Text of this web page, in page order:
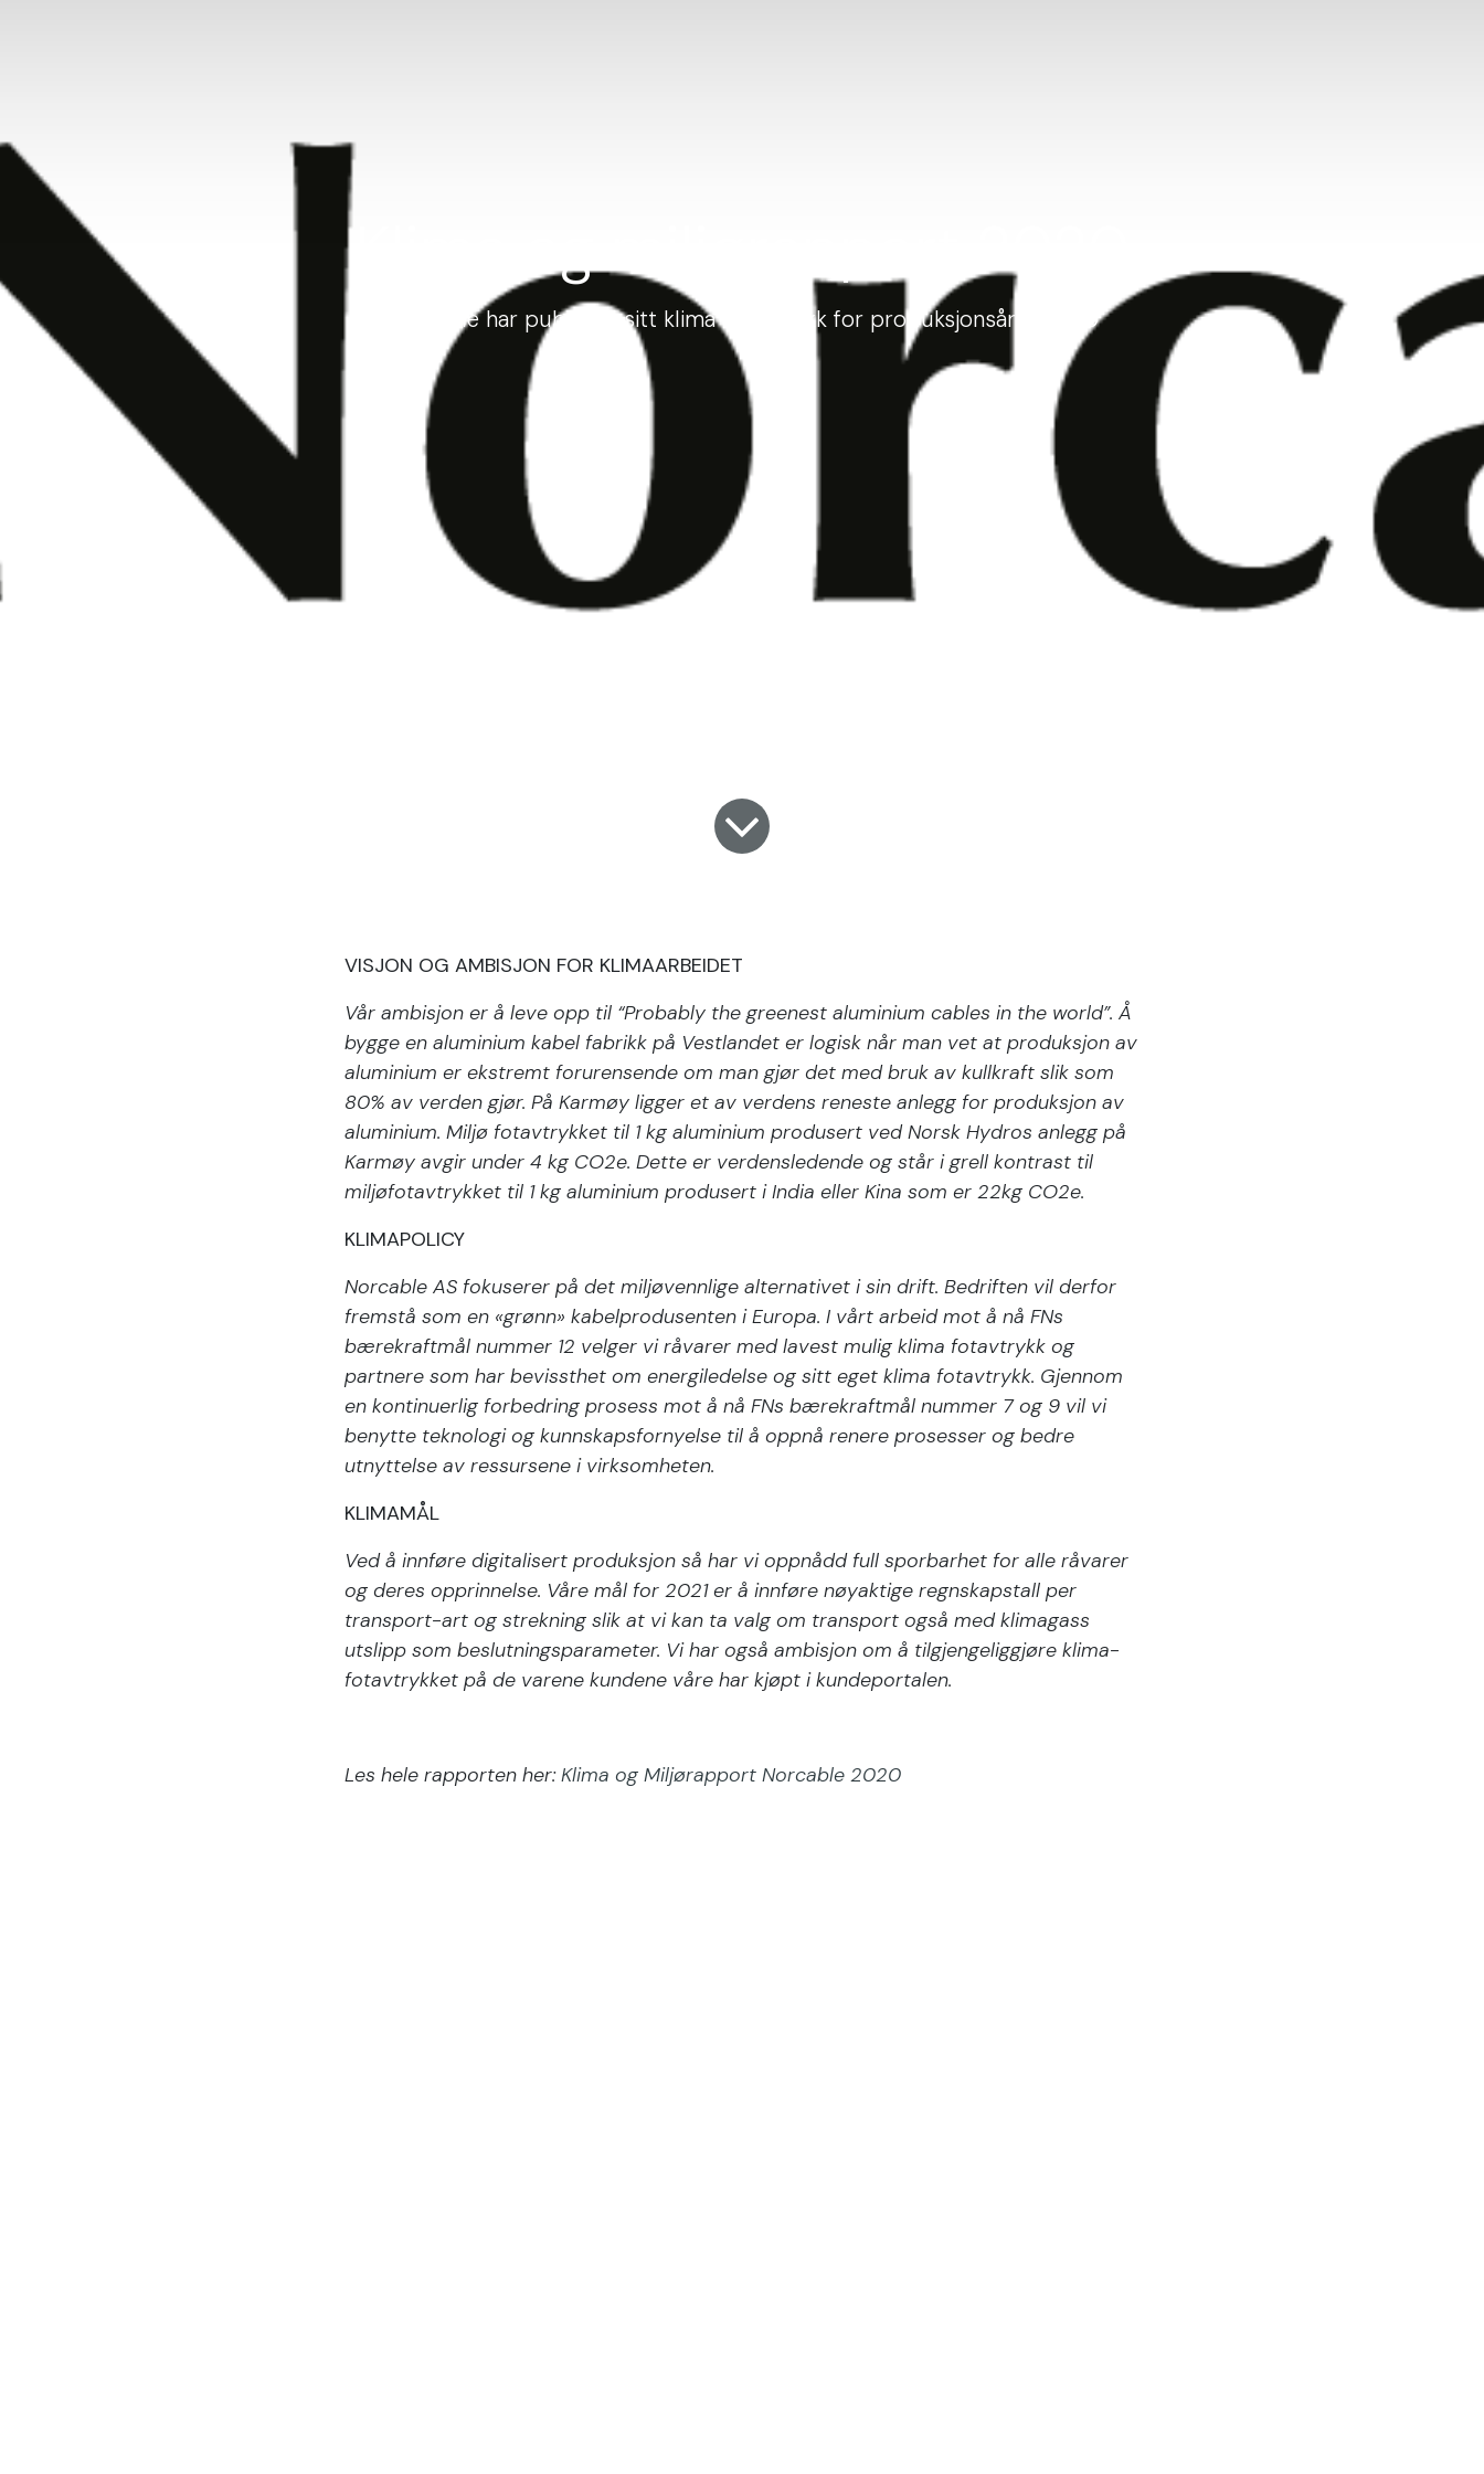
Klima og miljørapport 2020
Norcable har publisert sitt klima fotavtrykk for produksjonsåret 2020
VISJON OG AMBISJON FOR KLIMAARBEIDET
Vår ambisjon er å leve opp til “Probably the greenest aluminium cables in the world”. Å
bygge en aluminium kabel fabrikk på Vestlandet er logisk når man vet at produksjon av
aluminium er ekstremt forurensende om man gjør det med bruk av kullkraft slik som
80% av verden gjør. På Karmøy ligger et av verdens reneste anlegg for produksjon av
aluminium. Miljø fotavtrykket til 1 kg aluminium produsert ved Norsk Hydros anlegg på
Karmøy avgir under 4 kg CO2e. Dette er verdensledende og står i grell kontrast til
miljøfotavtrykket til 1 kg aluminium produsert i India eller Kina som er 22kg CO2e.
KLIMAPOLICY
Norcable AS fokuserer på det miljøvennlige alternativet i sin drift. Bedriften vil derfor
fremstå som en «grønn» kabelprodusenten i Europa. I vårt arbeid mot å nå FNs
bærekraftmål nummer 12 velger vi råvarer med lavest mulig klima fotavtrykk og
partnere som har bevissthet om energiledelse og sitt eget klima fotavtrykk. Gjennom
en kontinuerlig forbedring prosess mot å nå FNs bærekraftmål nummer 7 og 9 vil vi
benytte teknologi og kunnskapsfornyelse til å oppnå renere prosesser og bedre
utnyttelse av ressursene i virksomheten.
KLIMAMÅL
Ved å innføre digitalisert produksjon så har vi oppnådd full sporbarhet for alle råvarer
og deres opprinnelse. Våre mål for 2021 er å innføre nøyaktige regnskapstall per
transport-art og strekning slik at vi kan ta valg om transport også med klimagass
utslipp som beslutningsparameter. Vi har også ambisjon om å tilgjengeliggjøre klima-
fotavtrykket på de varene kundene våre har kjøpt i kundeportalen.
Les hele rapporten her:Klima og Miljørapport Norcable 2020